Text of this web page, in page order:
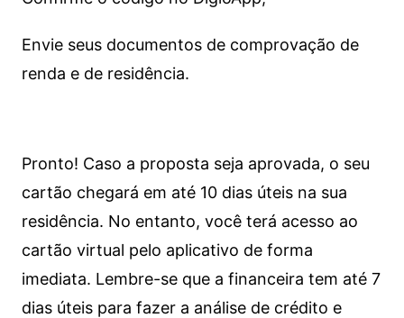
Envie seus documentos de comprovação de
renda e de residência.
Pronto! Caso a proposta seja aprovada, o seu
cartão chegará em até 10 dias úteis na sua
residência. No entanto, você terá acesso ao
cartão virtual pelo aplicativo de forma
imediata. Lembre-se que a financeira tem até 7
dias úteis para fazer a análise de crédito e